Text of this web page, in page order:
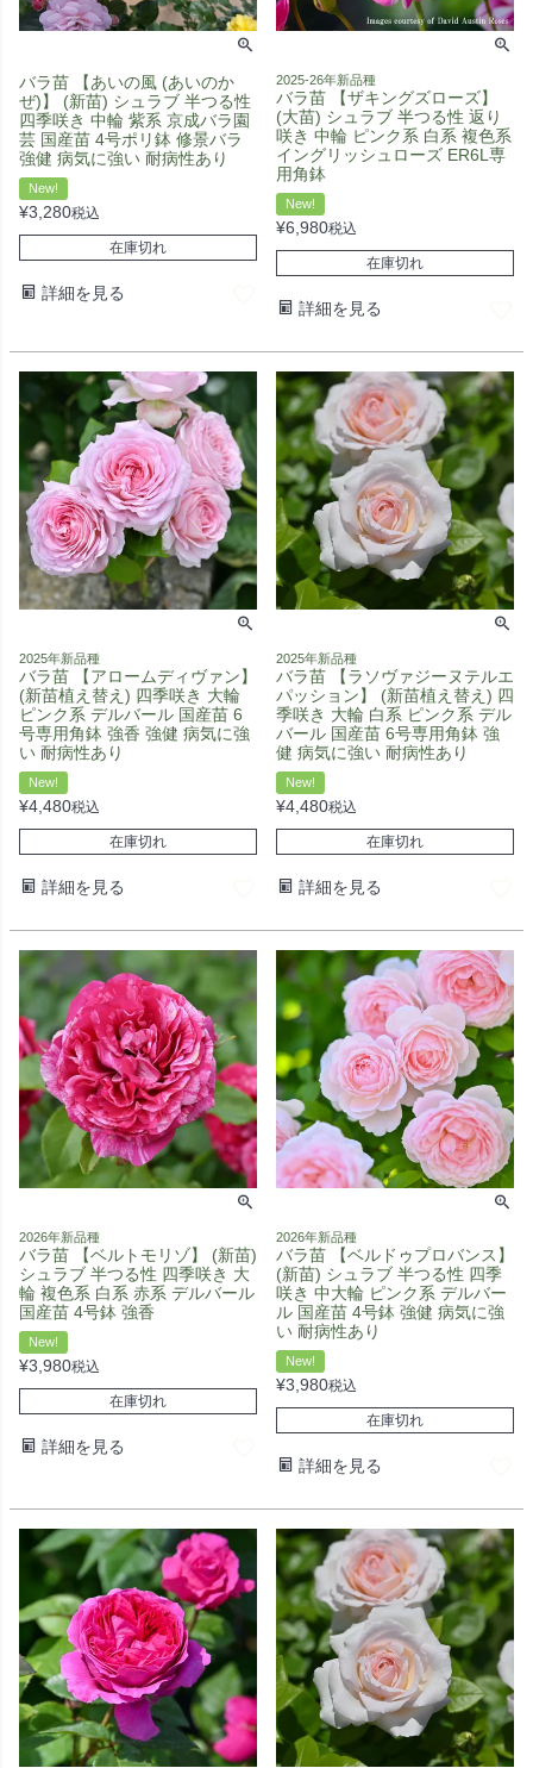
バラ苗 【あいの風 (あいのか
ぜ)】 (新苗) シュラブ 半つる性
四季咲き 中輪 紫系 京成バラ園
芸 国産苗 4号ポリ鉢 修景バラ
強健 病気に強い 耐病性あり
New!
¥3,280税込
在庫切れ
詳細を見る
2025-26年新品種
バラ苗 【ザキングズローズ】
(大苗) シュラブ 半つる性 返り
咲き 中輪 ピンク系 白系 複色系
イングリッシュローズ ER6L専
用角鉢
New!
¥6,980税込
在庫切れ
詳細を見る
2025年新品種
バラ苗 【アロームディヴァン】
(新苗植え替え) 四季咲き 大輪
ピンク系 デルバール 国産苗 6
号専用角鉢 強香 強健 病気に強
い 耐病性あり
New!
¥4,480税込
在庫切れ
詳細を見る
2025年新品種
バラ苗 【ラソヴァジーヌテルエ
パッション】 (新苗植え替え) 四
季咲き 大輪 白系 ピンク系 デル
バール 国産苗 6号専用角鉢 強
健 病気に強い 耐病性あり
New!
¥4,480税込
在庫切れ
詳細を見る
2026年新品種
バラ苗 【ベルトモリゾ】 (新苗)
シュラブ 半つる性 四季咲き 大
輪 複色系 白系 赤系 デルバール
国産苗 4号鉢 強香
New!
¥3,980税込
在庫切れ
詳細を見る
2026年新品種
バラ苗 【ベルドゥプロバンス】
(新苗) シュラブ 半つる性 四季
咲き 中大輪 ピンク系 デルバー
ル 国産苗 4号鉢 強健 病気に強
い 耐病性あり
New!
¥3,980税込
在庫切れ
詳細を見る